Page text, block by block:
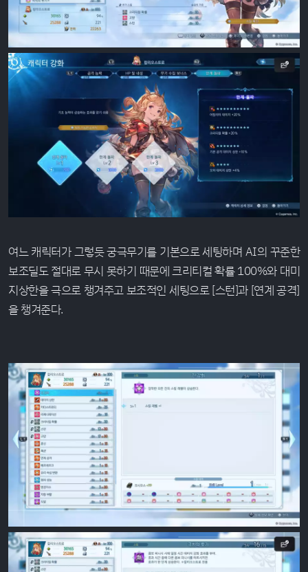
여느 캐릭터가 그렇듯 궁극무기를 기본으로 세팅하며 AI의 꾸준한
보조딜도 절대로 무시 못하기 때문에 크리티컬 확률 100%와 대미
지상한을 극으로 챙겨주고 보조적인 세팅으로 [스턴]과 [연계 공격]
을 챙겨준다.